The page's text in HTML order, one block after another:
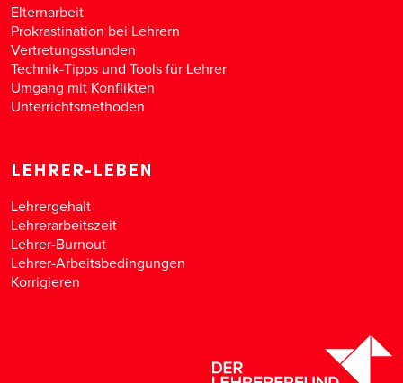
Elternarbeit
Prokrastination bei Lehrern
Vertretungsstunden
Technik-Tipps und Tools für Lehrer
Umgang mit Konflikten
Unterrichtsmethoden
LEHRER-LEBEN
Lehrergehalt
Lehrerarbeitszeit
Lehrer-Burnout
Lehrer-Arbeitsbedingungen
Korrigieren